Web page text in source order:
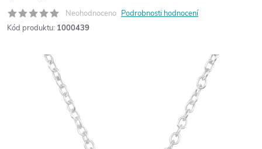
Neohodnoceno Podrobnosti hodnocení
Kód produktu: 1000439